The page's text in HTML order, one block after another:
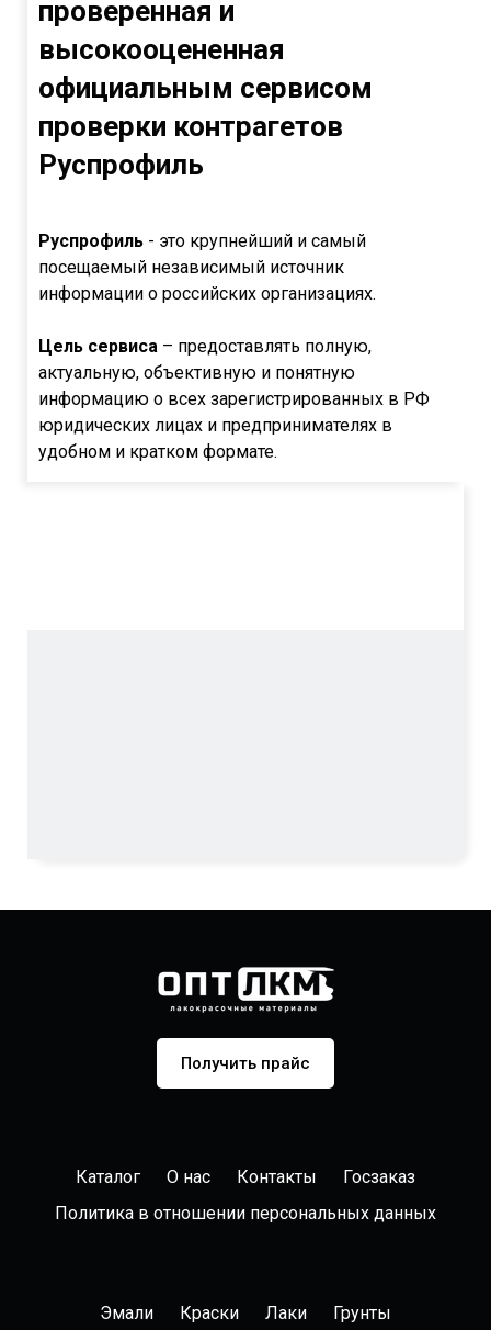
проверенная и
высокооцененная
официальным сервисом
проверки контрагетов
Руспрофиль
Руспрофиль - это крупнейший и самый
посещаемый независимый источник
информации о российских организациях.
Цель сервиса – предоставлять полную,
актуальную, объективную и понятную
информацию о всех зарегистрированных в РФ
юридических лицах и предпринимателях в
удобном и кратком формате.
Получить прайс
Каталог О нас Контакты
Госзаказ
Политика в отношении персональных данных
Эмали Краски Лаки Грунты